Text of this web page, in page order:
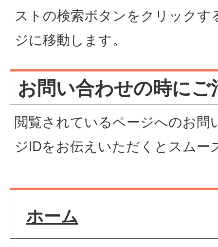
ストの検索ボタンをクリックす
ジに移動します。
お問い合わせの時に
閲覧されているページへのお問
ジIDをお伝えいただくとスムー
ホーム